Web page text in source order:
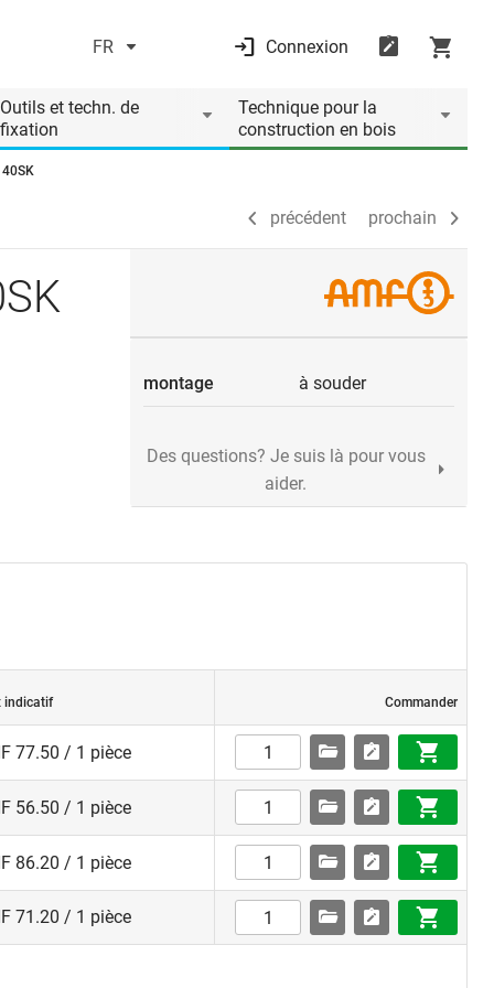
FR Connexion
Outils et techn. de
fixation
Technique pour la
construction en bois
précédent prochain
précédent prochain
montage à souder
Des questions? Je suis là pour vous
aider.
indicatif Commander
77.50 / 1 pièce
56.50 / 1 pièce
86.20 / 1 pièce
71.20 / 1 pièce